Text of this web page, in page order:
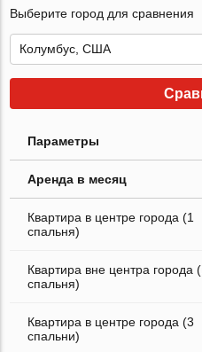
Выберите город для сравнения
Параметры
Аренда в месяц
Квартира в центре города (1
спальня)
Квартира вне центра города
спальня)
Квартира в центре города (3
спальни)